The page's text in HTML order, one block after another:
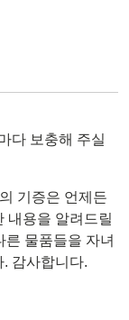
다 보충해 주실
기증은 언제든
내용을 알려드릴
른 물품들을 자녀
감사합니다.